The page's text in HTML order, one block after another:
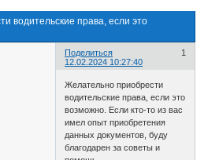
водительские права, если это
Поделиться
1
12.02.2024 10:27:40
Желательно приобрести
водительские права, если это
возможно. Если кто-то из вас
имел опыт приобретения
данных документов, буду
благодарен за советы и